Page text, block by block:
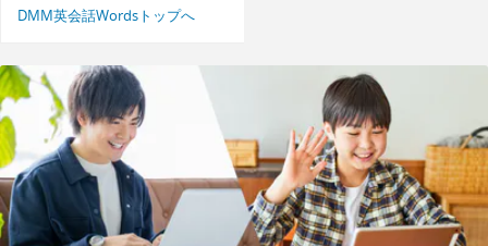
DMM英会話Wordsトップへ